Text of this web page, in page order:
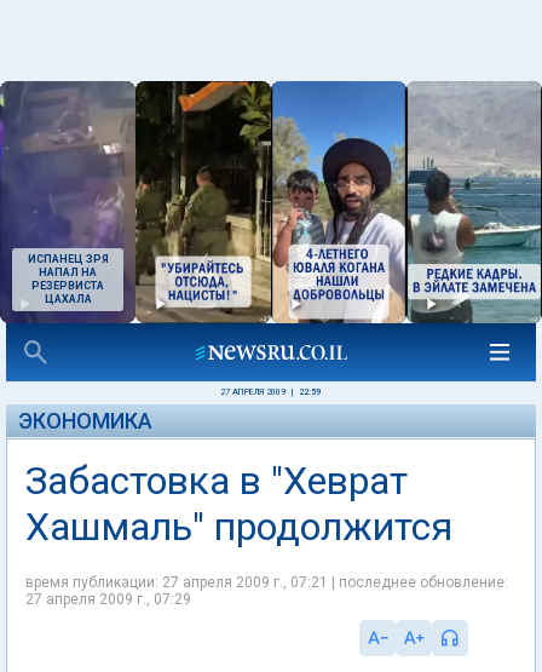
ИСПАНЕЦ ЗРЯ
НАПАЛ НА
РЕЗЕРВИСТА
ЦАХАЛА
27 АПРЕЛЯ 2009 22:59
ЭКОНОМИКА
Забастовка в "Хеврат
Хашмаль" продолжится
время публикации: 27 апреля 2009 г., 07:21 | последнее обновление:
27 апреля 2009 г., 07:29